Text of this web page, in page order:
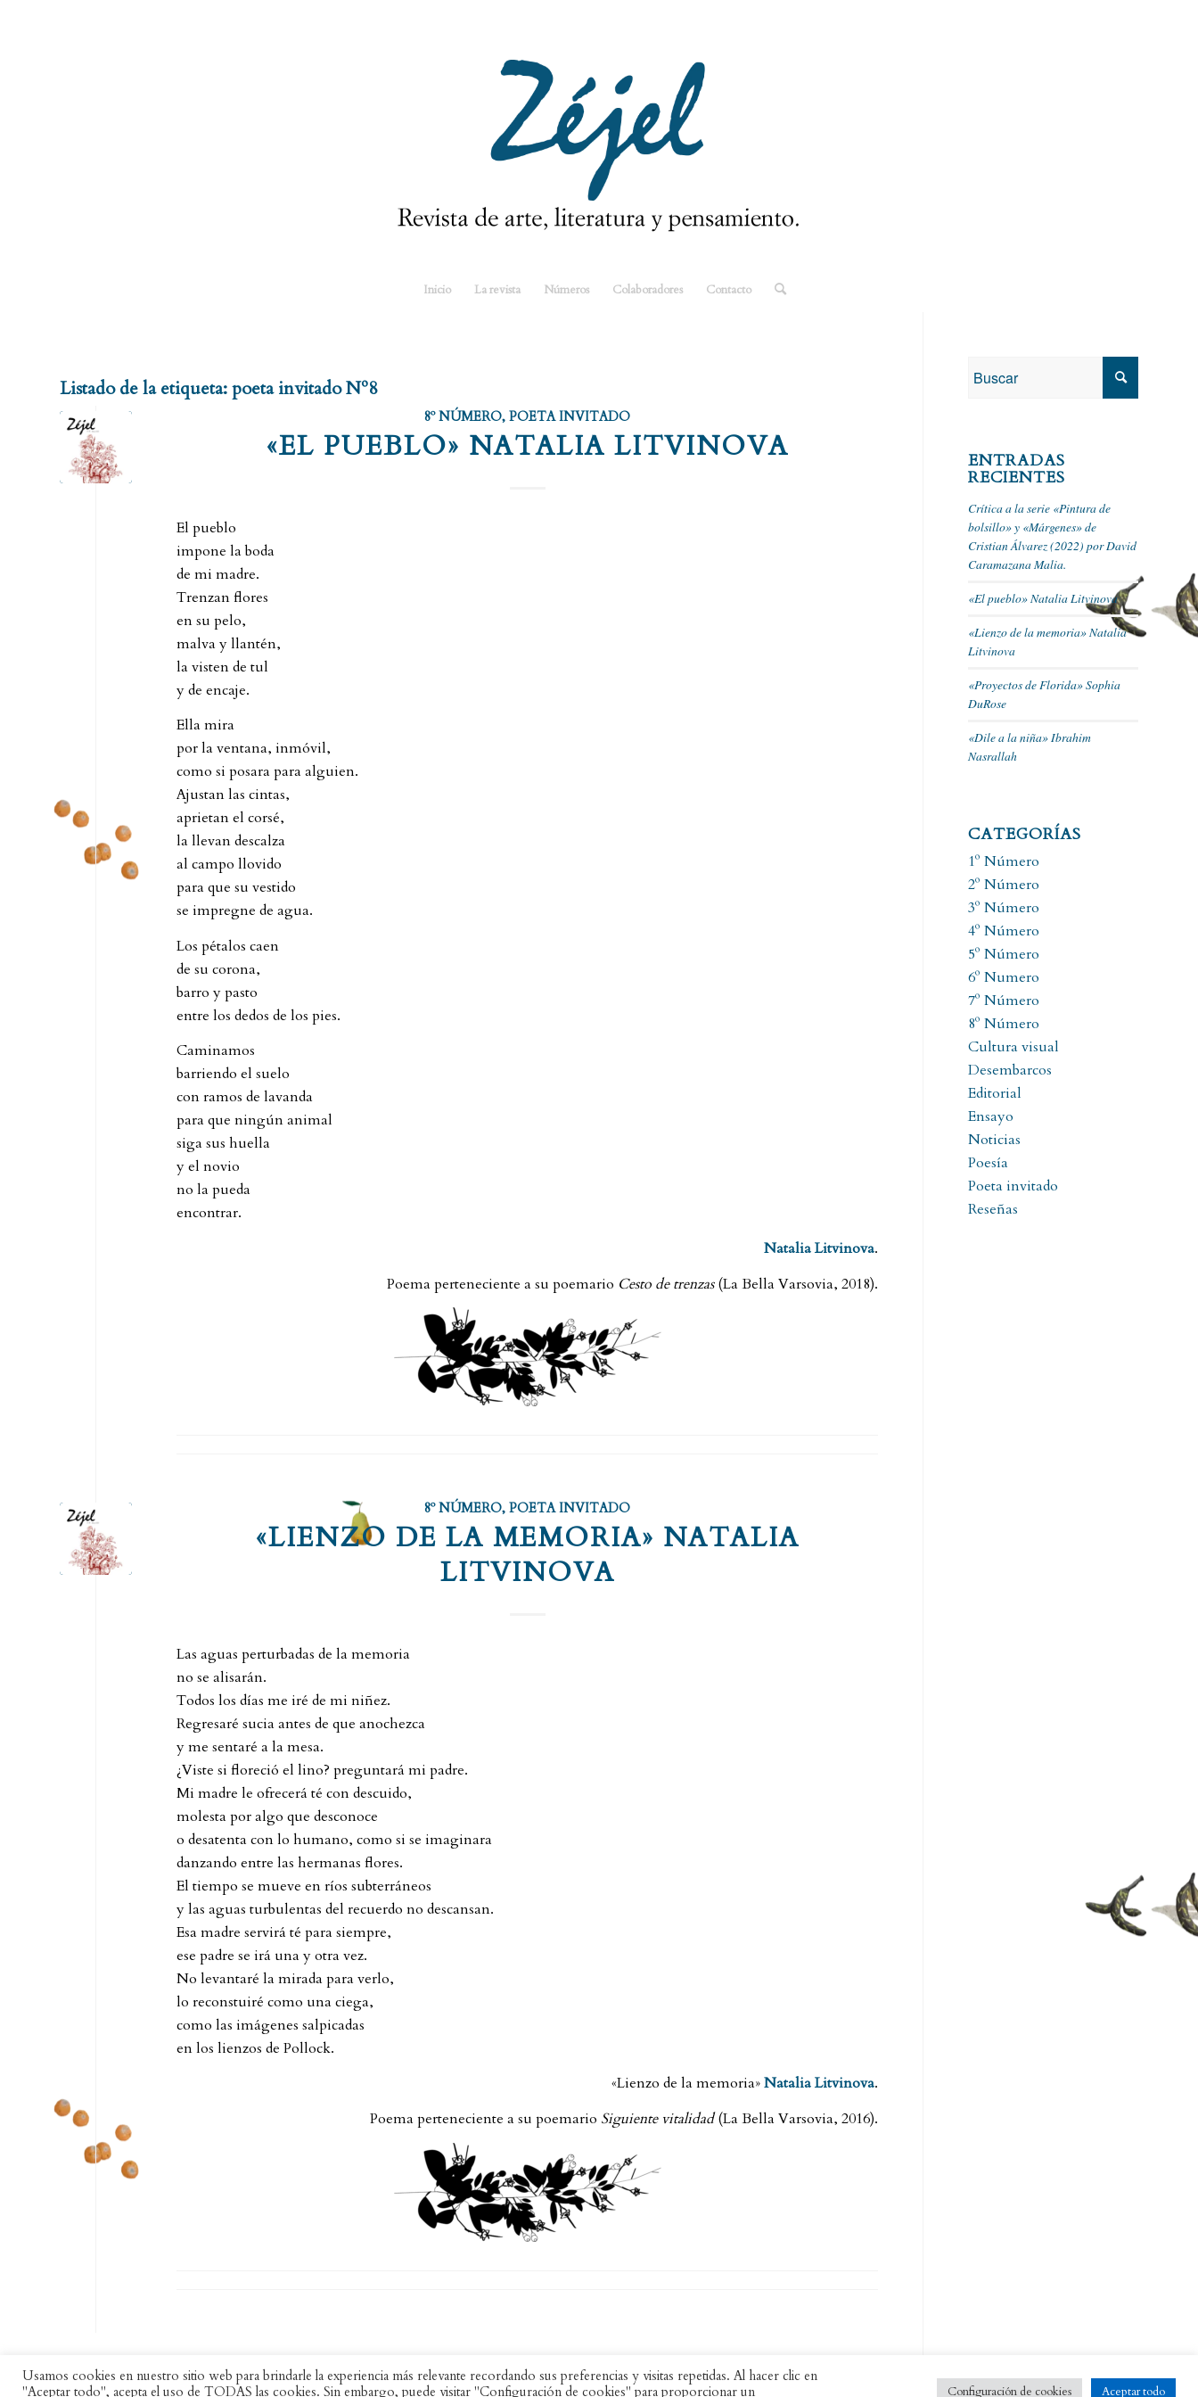
Inicio La revista Números Colaboradores Contacto
Listado de la etiqueta:poeta invitado Nº8
8º NÚMERO, POETA INVITADO
«EL PUEBLO» NATALIA LITVINOVA
El pueblo
impone la boda
de mi madre.
Trenzan flores
en su pelo,
malva y llantén,
la visten de tul
y de encaje.
Ella mira
por la ventana, inmóvil,
como si posara para alguien.
Ajustan las cintas,
aprietan el corsé,
la llevan descalza
al campo llovido
para que su vestido
se impregne de agua.
Los pétalos caen
de su corona,
barro y pasto
entre los dedos de los pies.
Caminamos
barriendo el suelo
con ramos de lavanda
para que ningún animal
siga sus huella
y el novio
no la pueda
encontrar.
Natalia Litvinova.
Poema perteneciente a su poemario Cesto de trenzas(La Bella Varsovia, 2018).
8º NÚMERO, POETA INVITADO
«LIENZO DE LA MEMORIA» NATALIA
LITVINOVA
Las aguas perturbadas de la memoria
no se alisarán.
Todos los días me iré de mi niñez.
Regresaré sucia antes de que anochezca
y me sentaré a la mesa.
¿Viste si floreció el lino? preguntará mi padre.
Mi madre le ofrecerá té con descuido,
molesta por algo que desconoce
o desatenta con lo humano, como si se imaginara
danzando entre las hermanas flores.
El tiempo se mueve en ríos subterráneos
y las aguas turbulentas del recuerdo no descansan.
Esa madre servirá té para siempre,
ese padre se irá una y otra vez.
No levantaré la mirada para verlo,
lo reconstuiré como una ciega,
como las imágenes salpicadas
en los lienzos de Pollock.
«Lienzo de la memoria»Natalia Litvinova.
Poema perteneciente a su poemario Siguiente vitalidad(La Bella Varsovia, 2016).
ENTRADAS
RECIENTES
Crítica a la serie «Pintura de
bolsillo» y «Márgenes» de
Cristian Álvarez (2022) por David
Caramazana Malia.
«El pueblo» Natalia Litvinova
«Lienzo de la memoria» Natalia
Litvinova
«Proyectos de Florida» Sophia
DuRose
«Dile a la niña» Ibrahim
Nasrallah
CATEGORÍAS
1º Número
2º Número
3º Número
4º Número
5º Número
6º Numero
7º Número
8º Número
Cultura visual
Desembarcos
Editorial
Ensayo
Noticias
Poesía
Poeta invitado
Reseñas
Usamos cookies en nuestro sitio web para brindarle la experiencia más relevante recordando sus preferencias y visitas repetidas. Al hacer clic en
"Aceptar todo", acepta el uso de TODAS las cookies. Sin embargo, puede visitar "Configuración de cookies" para proporcionar un
Configuración de cookies Aceptar todo